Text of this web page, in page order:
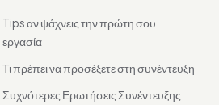
Tips αν ψάχνεις την πρώτη σου
εργασία
Τι πρέπει να προσέξετε στη συνέντευξη
Συχνότερες Ερωτήσεις Συνέντευξης